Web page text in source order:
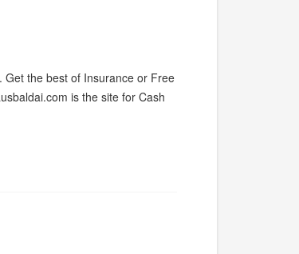
Get the best of Insurance or Free
is the site for Cash